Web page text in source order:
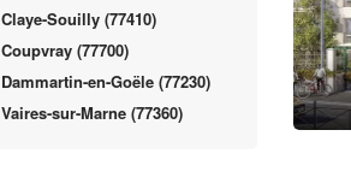
Claye-Souilly (77410)
Coupvray (77700)
Dammartin-en-Goële (77230)
Vaires-sur-Marne (77360)